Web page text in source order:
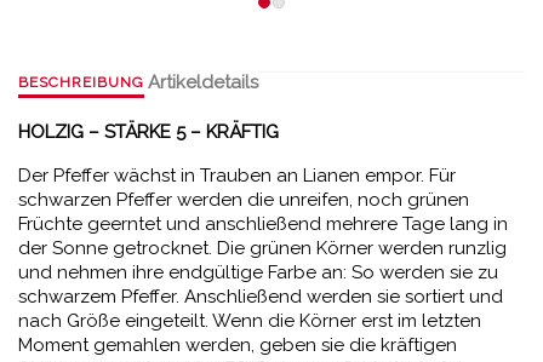
BESCHREIBUNG Artikeldetails
HOLZIG – STÄRKE 5 – KRÄFTIG
Der Pfeffer wächst in Trauben an Lianen empor. Für
schwarzen Pfeffer werden die unreifen, noch grünen
Früchte geerntet und anschließend mehrere Tage lang in
der Sonne getrocknet. Die grünen Körner werden runzlig
und nehmen ihre endgültige Farbe an: So werden sie zu
schwarzem Pfeffer. Anschließend werden sie sortiert und
nach Größe eingeteilt. Wenn die Körner erst im letzten
Moment gemahlen werden, geben sie die kräftigen